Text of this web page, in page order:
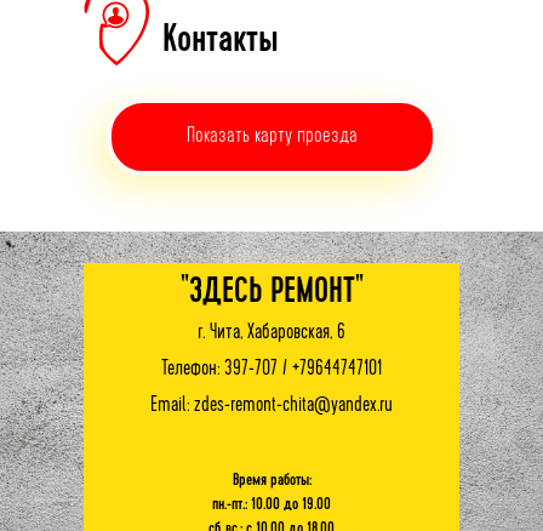
Контакты
Показать карту проезда
"ЗДЕСЬ РЕМОНТ"
Телефон: 397-707 / +79644747101
Время работы:
пн.-пт.: 10.00 до 19.00
Email: zdes-remont-chita@yandex.ru
г. Чита, Хабаровская, 6